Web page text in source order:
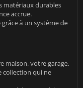
matériaux durables
accrue.
à un système de
maison, votre garage,
collection qui ne